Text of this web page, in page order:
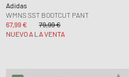
Adidas
WMNS SST BOOTCUT PANT
67,99 €
79,99 €
NUEVO A LA VENTA